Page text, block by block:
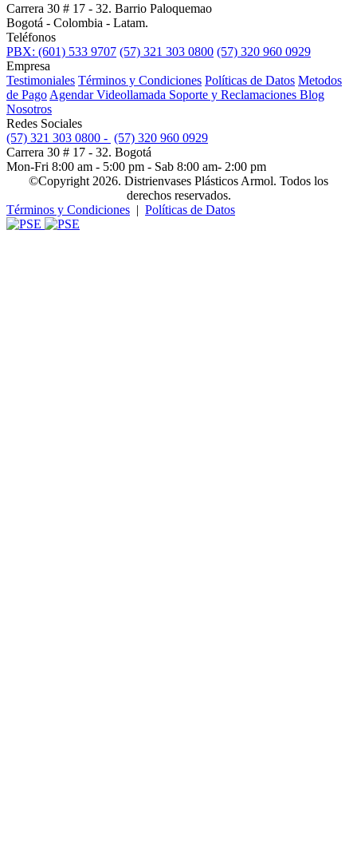
Carrera 30 # 17 - 32. Barrio Paloquemao
Bogotá - Colombia - Latam.
Teléfonos
PBX: (601) 533 9707 (57) 321 303 0800 (57) 320 960 0929
Empresa
Testimoniales Términos y Condiciones Políticas de Datos Metodos
de Pago Agendar Videollamada Soporte y Reclamaciones Blog
Nosotros
Redes Sociales
(57) 321 303 0800 - (57) 320 960 0929
Carrera 30 # 17 - 32. Bogotá
Mon-Fri 8:00 am - 5:00 pm - Sab 8:00 am- 2:00 pm
©Copyright 2026. Distrienvases Plásticos Armol. Todos los
derechos reservados.
Términos y Condiciones | Políticas de Datos